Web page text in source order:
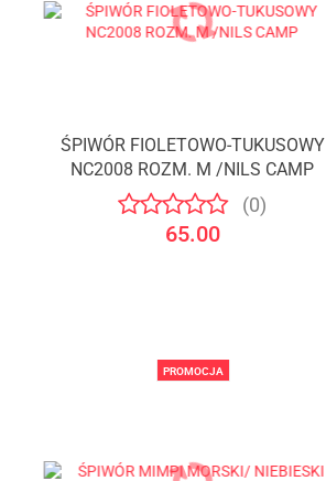
ŚPIWÓR FIOLETOWO-TUKUSOWY
NC2008 ROZM. M /NILS CAMP
(0)
65.00
PROMOCJA